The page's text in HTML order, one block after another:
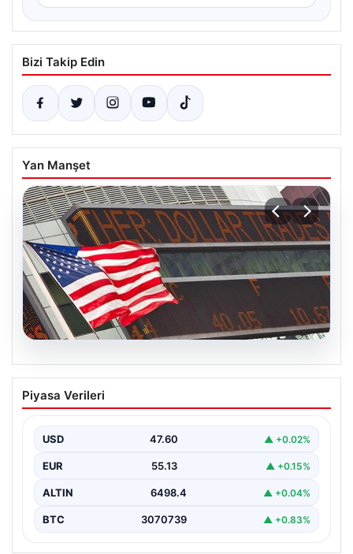
Bizi Takip Edin
Yan Manşet
04.08.2026
FED faiz kararı ne zaman açıklanacak?
Nisan ayı faiz beklentisi belli oldu
Piyasa Verileri
USD 47.60 ▲ +0.02%
EUR 55.13 ▲ +0.15%
ALTIN 6498.4 ▲ +0.04%
BTC 3070739 ▲ +0.83%